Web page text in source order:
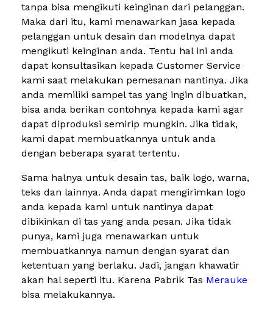
tanpa bisa mengikuti keinginan dari pelanggan.
Maka dari itu, kami menawarkan jasa kepada
pelanggan untuk desain dan modelnya dapat
mengikuti keinginan anda. Tentu hal ini anda
dapat konsultasikan kepada Customer Service
kami saat melakukan pemesanan nantinya. Jika
anda memiliki sampel tas yang ingin dibuatkan,
bisa anda berikan contohnya kepada kami agar
dapat diproduksi semirip mungkin. Jika tidak,
kami dapat membuatkannya untuk anda
dengan beberapa syarat tertentu.
Sama halnya untuk desain tas, baik logo, warna,
teks dan lainnya. Anda dapat mengirimkan logo
anda kepada kami untuk nantinya dapat
dibikinkan di tas yang anda pesan. Jika tidak
punya, kami juga menawarkan untuk
membuatkannya namun dengan syarat dan
ketentuan yang berlaku. Jadi, jangan khawatir
akan hal seperti itu. Karena Pabrik Tas Merauke
bisa melakukannya.